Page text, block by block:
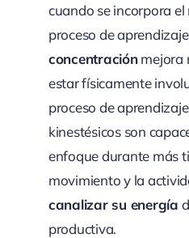
cuando se incorpora
proceso de
concentraciónmejora
estar físicamente
proceso de
kinestésicos son
enfoque durante más
movimiento y la
canalizar su energía
productiva.